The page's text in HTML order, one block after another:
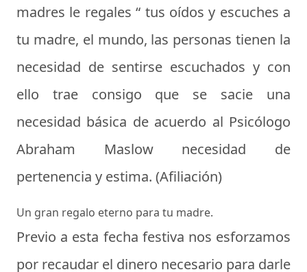
madres le regales “ tus oídos y escuches a
tu madre, el mundo, las personas tienen la
necesidad de sentirse escuchados y con
ello trae consigo que se sacie una
necesidad básica de acuerdo al Psicólogo
Abraham Maslow necesidad de
pertenencia y estima. (Afiliación)
Un gran regalo eterno para tu madre.
Previo a esta fecha festiva nos esforzamos
por recaudar el dinero necesario para darle